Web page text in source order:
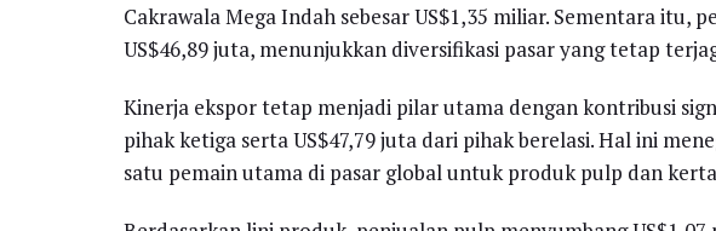
Cakrawala Mega Indah sebesar US$1,35 miliar. Sementara itu,
US$46,89 juta, menunjukkan diversifikasi pasar yang tetap
Kinerja ekspor tetap menjadi pilar utama dengan kontribusi
pihak ketiga serta US$47,79 juta dari pihak berelasi. Hal ini
satu pemain utama di pasar global untuk produk pulp dan